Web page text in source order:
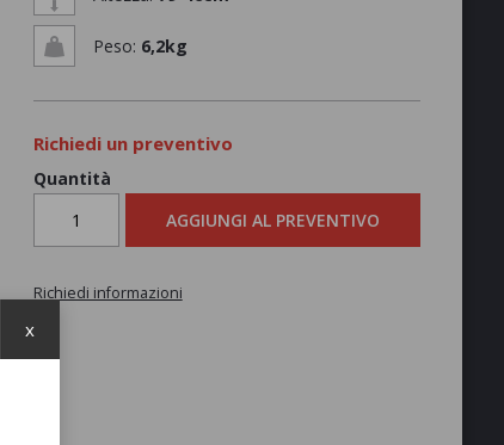
Peso: 6,2kg
Richiedi un preventivo
Quantità
AGGIUNGI AL PREVENTIVO
Richiedi informazioni
x